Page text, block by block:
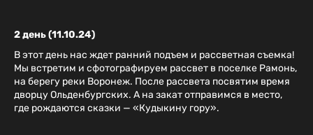
​​2 день (11.10.24)
В этот день нас ждет ранний подъем и рассветная съемка!
Мы встретим и сфотографируем рассвет в поселке Рамонь,
на берегу реки Воронеж. После рассвета посвятим время
дворцу Ольденбургских. А на закат отправимся в место,
где рождаются сказки — «Кудыкину гору».